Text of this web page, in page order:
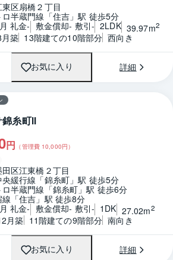
区扇橋２丁目
半蔵門線「住吉」駅 徒歩5分
礼金- 敷金償却- 敷引- 2LDK 39.97m2
築 13階建ての10階部分 西向き
お気に入り 詳細
1 / 0 間取り
糸町Ⅱ
円 （管理費 10,000円）
区江東橋２丁目
緩行線「錦糸町」駅 徒歩5分
半蔵門線「錦糸町」駅 徒歩6分
「住吉」駅 徒歩8分
礼金- 敷金償却- 敷引- 1DK 27.02m2
月築 11階建ての9階部分 南向き
お気に入り 詳細
1 / 0 間取り